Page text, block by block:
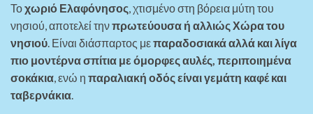
Τοχωριό Ελαφόνησος , χτισμένο στη βόρεια μύτη του
νησιού, αποτελεί τηνπρωτεύουσα ή αλλιώς Χώρα του
νησιού . Είναι διάσπαρτος μεπαραδοσιακά αλλά και λίγα
πιο μοντέρνα σπίτια με όμορφες αυλές, περιποιημένα
σοκάκια , ενώ η παραλιακή οδός είναι γεμάτη καφέ και
ταβερνάκια